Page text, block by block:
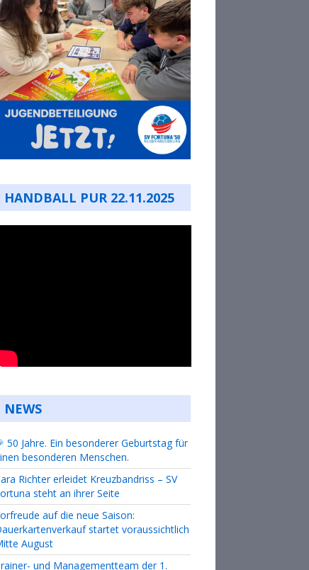
HANDBALL PUR 22.11.2025
NEWS
50 Jahre. Ein besonderer Geburtstag für
besonderen Menschen.
Richter erleidet Kreuzbandriss – SV
steht an ihrer Seite
auf die neue Saison:
startet voraussichtlich
August
und Managementteam der 1.